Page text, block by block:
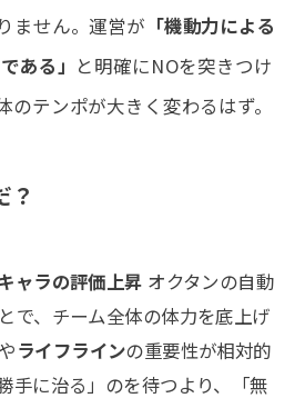
ません。運営が 「機動力による
ある」 と明確にNOを突きつけ
のテンポが大きく変わるはず。
？
ャラの評価上昇 オクタンの自動
で、チーム全体の体力を底上げ
やライフラインの重要性が相対的
手に治る」のを待つより、「無